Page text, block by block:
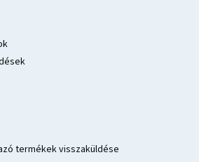
termékek visszaküldése